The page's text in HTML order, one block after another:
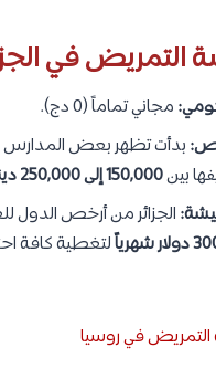
التمريض في
مجاني تماماً (0 دج).
بدأت تظهر بعض المدارس
بين150,000 إلى 250,000 دينار جزائري
الجزائر من أرخص الدول
لتغطية كافة
التمريض في روسيا